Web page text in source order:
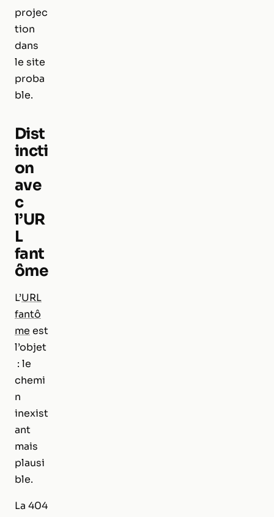
projec
tion
dans
le site
proba
ble.
Dist
incti
on
ave
c
l’UR
L
fant
ôme
L’URL
fantô
me est
l’objet
: le
chemi
n
inexist
ant
mais
plausi
ble.
La 404